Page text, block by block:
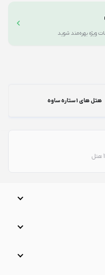
ویژه بهره‌مند شوید
هتل های 1 ستاره ساوه